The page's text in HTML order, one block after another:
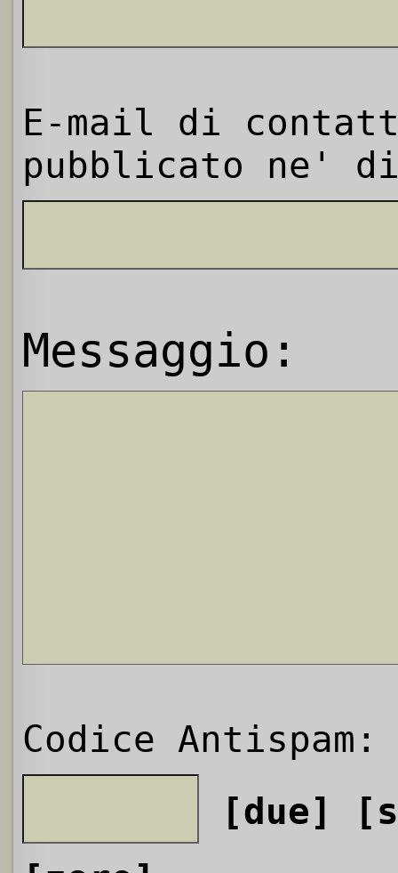
E-mail di
pubblicato ne'
Messaggio:
Codice Antispam:
[due]